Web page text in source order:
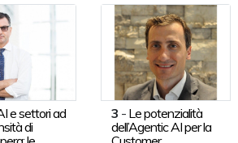
e settori ad
di
3 - Le potenzialità
dell’Agentic AI per la